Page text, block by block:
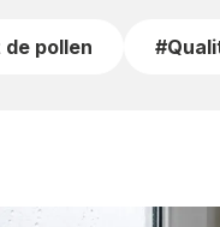
pollen